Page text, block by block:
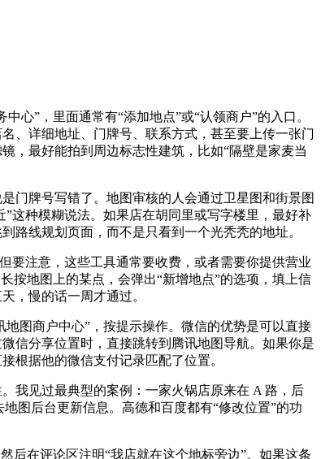
心”，里面通常有“添加地点”或“认领商户”的入口。
、详细地址、门牌号、联系方式，甚至要上传一张门
，最好能拍到周边标志性建筑，比如“隔壁是家麦当
门牌号写错了。地图审核的人会通过卫星图和街景图
这种模糊说法。如果店在胡同里或写字楼里，最好补
路线规划页面，而不是只看到一个光秃秃的地址。
要注意，这些工具通常要收费，或者需要你提供营业
按地图上的某点，会弹出“新增地点”的选项，填上信
，慢的话一周才通过。
图商户中心”，按提示操作。微信的优势是可以直接
信分享位置时，直接跳转到腾讯地图导航。如果你是
根据他的微信支付记录匹配了位置。
我见过最典型的案例：一家火锅店原来在 A 路，后
图后台更新信息。高德和百度都有“修改位置”的功
后在评论区注明“我店就在这个地标旁边”。如果这条